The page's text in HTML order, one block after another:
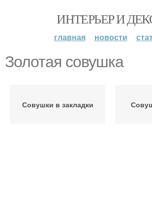
ИНТЕРЬЕР И
главная новости
Золотая совушка
Совушки в закладки